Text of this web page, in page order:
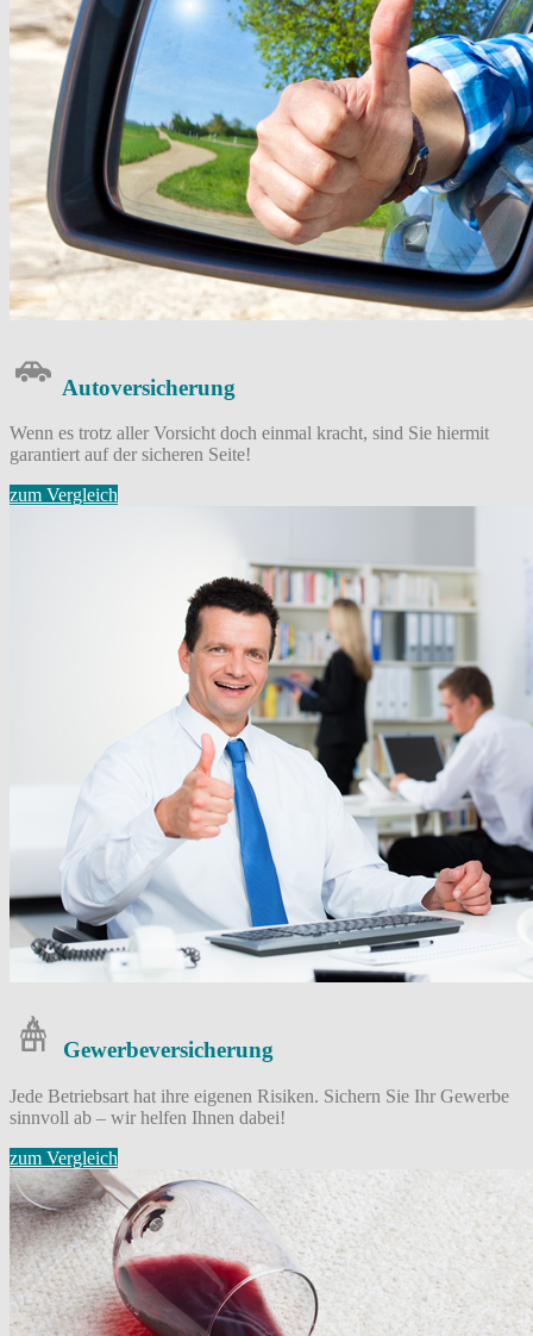
Auto­versicherung
Wenn es trotz aller Vorsicht doch einmal kracht, sind Sie hiermit
garantiert auf der sicheren Seite!
zum Vergleich
Gewerbe­versicherung
Jede Betriebsart hat ihre eigenen Risiken. Sichern Sie Ihr Gewerbe
sinnvoll ab – wir helfen Ihnen dabei!
zum Vergleich